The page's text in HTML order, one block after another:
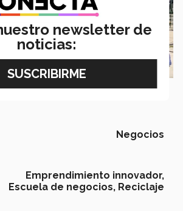
Negocios
Emprendimiento innovador,
Escuela de negocios, Reciclaje
newsletter de
noticias: